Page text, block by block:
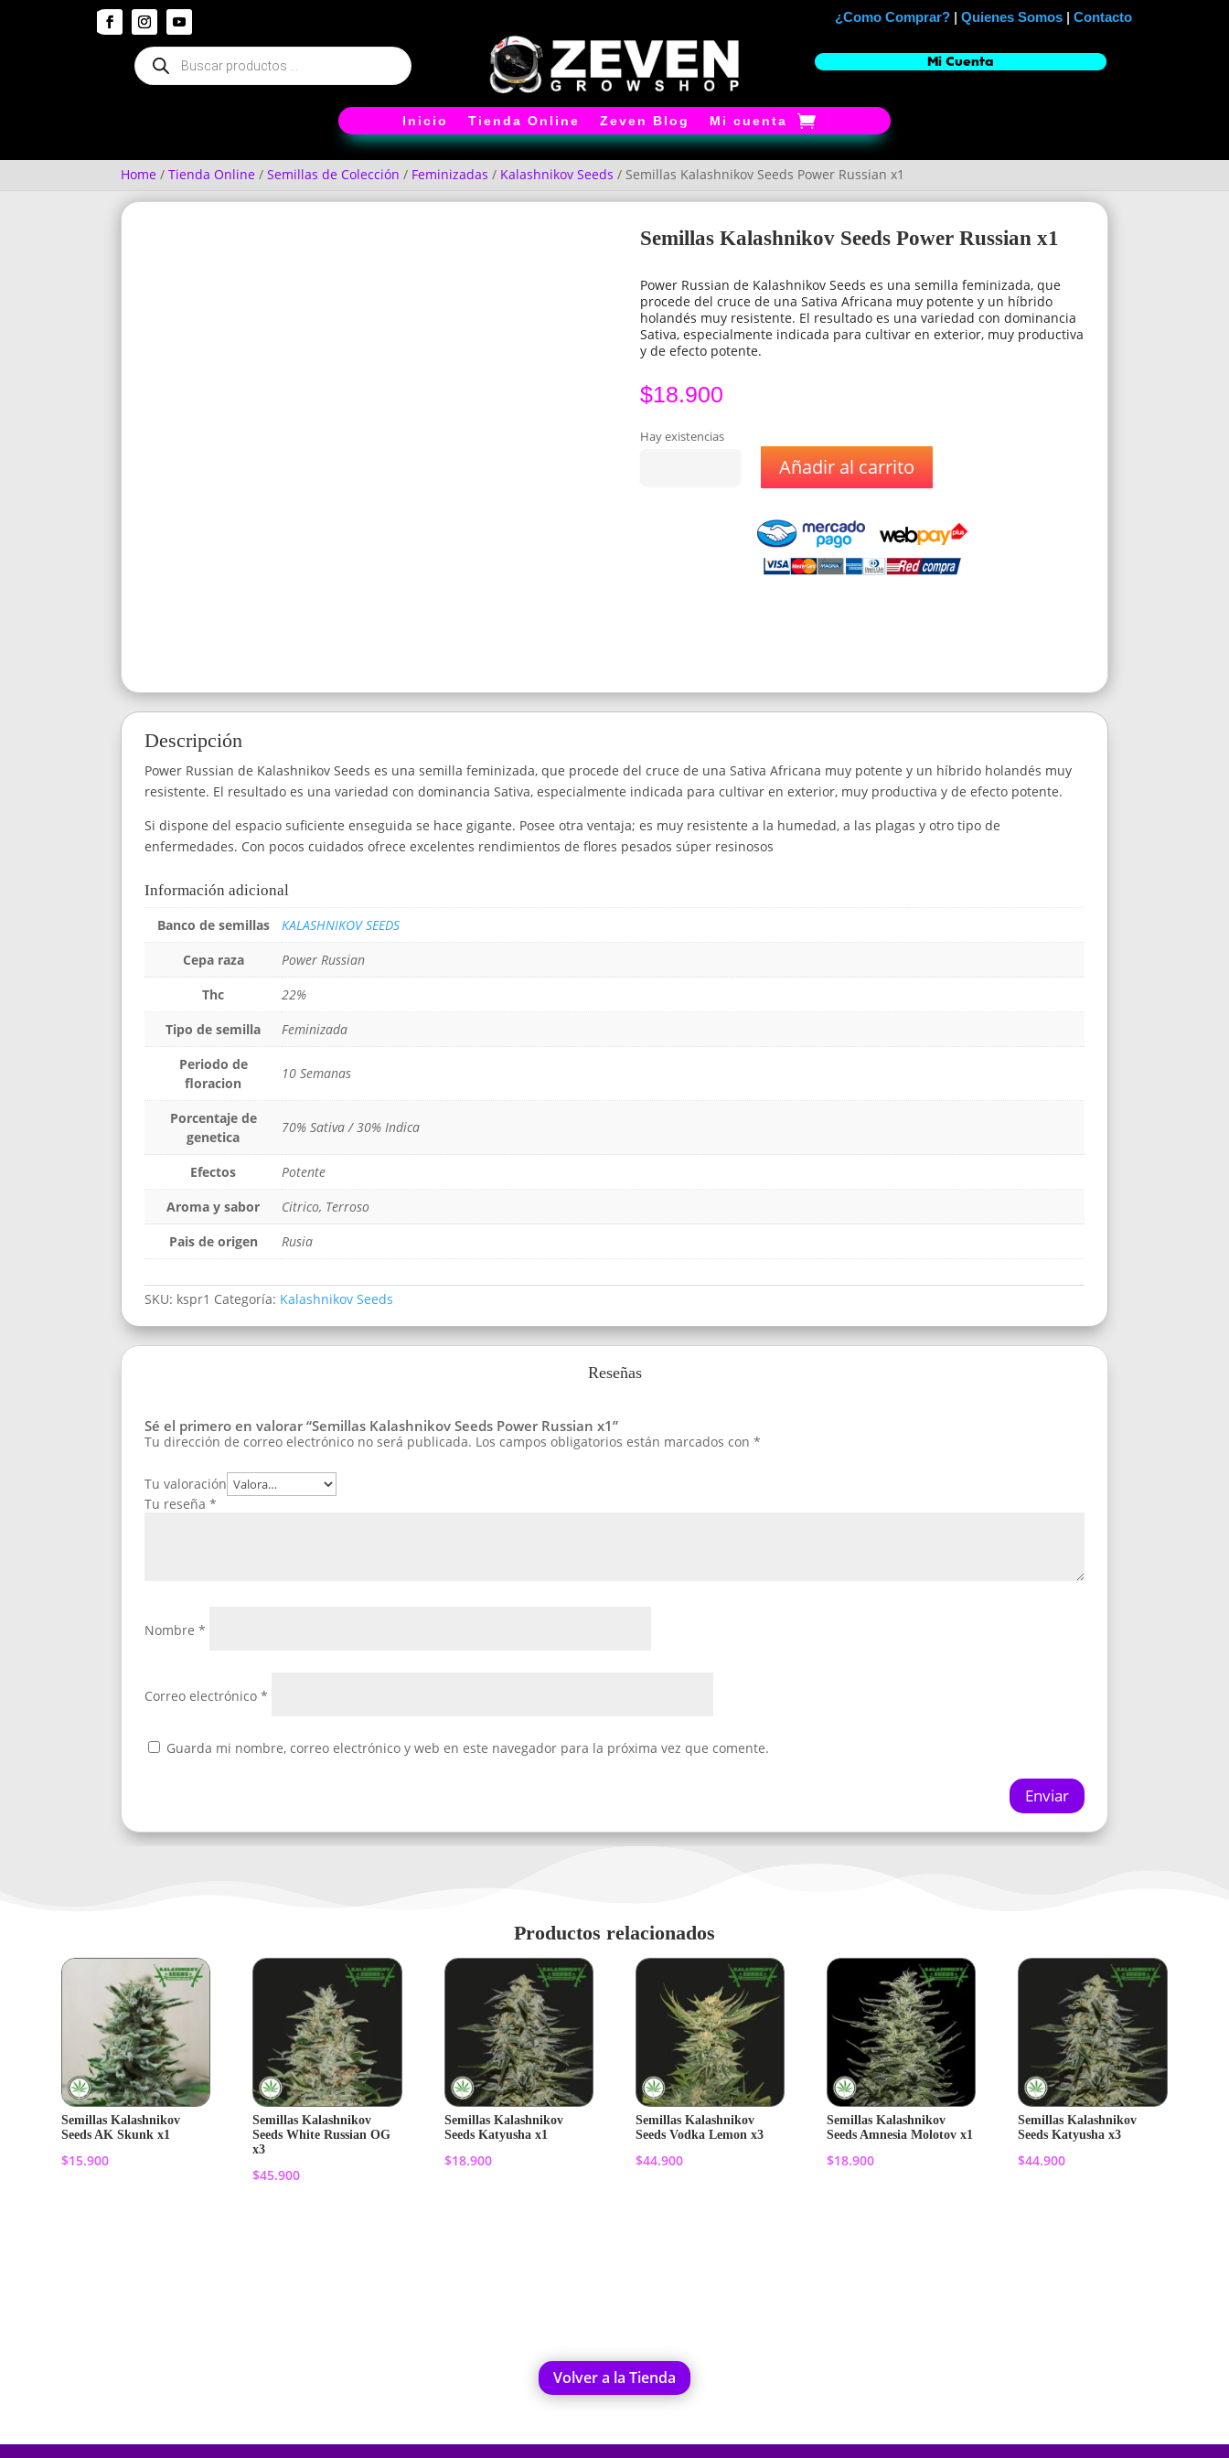
¿Como Comprar? |Quienes Somos |Contacto
Búsqueda
de
productos
Mi Cuenta
Inicio Tienda Online Zeven Blog Mi cuenta
Home / Tienda Online / Semillas de Colección / Feminizadas / Kalashnikov Seeds / Semillas Kalashnikov Seeds Power Russian x1
Semillas Kalashnikov Seeds Power Russian x1
Power Russian de Kalashnikov Seeds es una semilla feminizada, que
procede del cruce de una Sativa Africana muy potente y un híbrido
holandés muy resistente. El resultado es una variedad con dominancia
Sativa, especialmente indicada para cultivar en exterior, muy productiva
y de efecto potente.
$18.900
Hay existencias
Añadir al carrito
Descripción
Power Russian de Kalashnikov Seeds es una semilla feminizada, que procede del cruce de una Sativa Africana muy potente y un híbrido holandés muy
resistente. El resultado es una variedad con dominancia Sativa, especialmente indicada para cultivar en exterior, muy productiva y de efecto potente.
Si dispone del espacio suficiente enseguida se hace gigante. Posee otra ventaja; es muy resistente a la humedad, a las plagas y otro tipo de
enfermedades. Con pocos cuidados ofrece excelentes rendimientos de flores pesados súper resinosos
Información adicional
Banco de semillas
KALASHNIKOV SEEDS
Cepa raza
Power Russian
Thc
22%
Tipo de semilla
Feminizada
Periodo de
floracion
10 Semanas
Porcentaje de
genetica
70% Sativa / 30% Indica
Efectos
Potente
Aroma y sabor
Citrico, Terroso
Pais de origen
Rusia
SKU: kspr1 Categoría: Kalashnikov Seeds
Reseñas
Sé el primero en valorar “Semillas Kalashnikov Seeds Power Russian x1”
Tu dirección de correo electrónico no será publicada. Los campos obligatorios están marcados con *
Tu valoración
Tu reseña *
Nombre *
Correo electrónico *
Guarda mi nombre, correo electrónico y web en este navegador para la próxima vez que comente.
Enviar
Productos relacionados
Semillas Kalashnikov
Seeds AK Skunk x1
$15.900
Semillas Kalashnikov
Seeds White Russian OG
x3
$45.900
Semillas Kalashnikov
Seeds Katyusha x1
$18.900
Semillas Kalashnikov
Seeds Vodka Lemon x3
$44.900
Semillas Kalashnikov
Seeds Amnesia Molotov x1
$18.900
Semillas Kalashnikov
Seeds Katyusha x3
$44.900
Volver a la Tienda